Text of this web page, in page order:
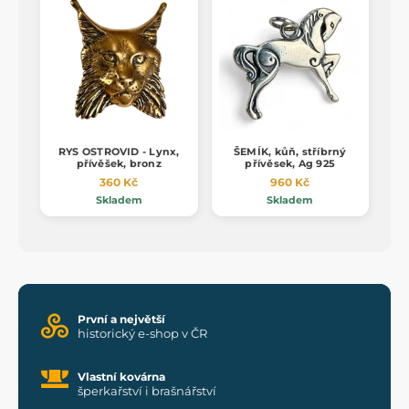
RYS OSTROVID - Lynx,
přívěšek, bronz
360 Kč
Skladem
ŠEMÍK, kůň, stříbrný
přívěsek, Ag 925
960 Kč
Skladem
První a největší
historický e-shop v ČR
Vlastní kovárna
šperkařství i brašnářství